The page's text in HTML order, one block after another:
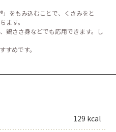
」をもみ込むことで、くさみをと
ます。
鶏ささ身などでも応用できます。し
すめです。
129 kcal